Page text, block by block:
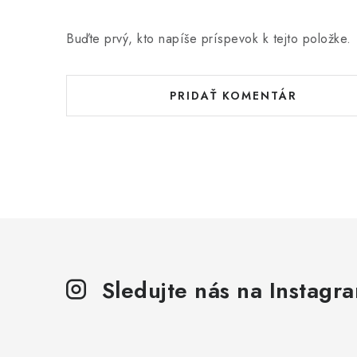
Buďte prvý, kto napíše príspevok k tejto položke.
PRIDAŤ KOMENTÁR
Sledujte nás na